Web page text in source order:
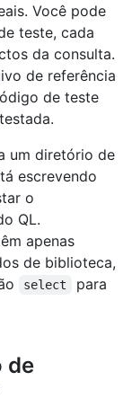
Você pode
teste, cada
da consulta.
de referência
de teste
um diretório de
escrevendo
o
QL.
apenas
de biblioteca,
select
para
de